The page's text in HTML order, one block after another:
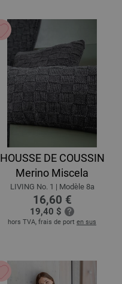
HOUSSE DE COUSSIN
Merino Miscela
LIVING No. 1 | Modèle 8a
16,60 €
19,40 $
hors TVA, frais de port en sus